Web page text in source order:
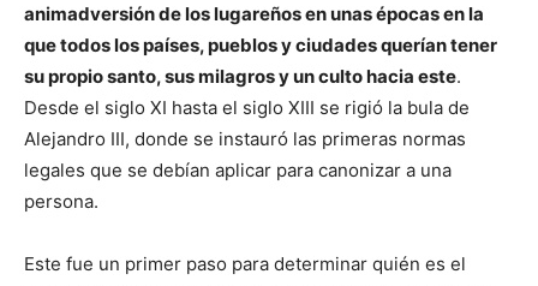
animadversión de los lugareños en unas épocas en la
que todos los países, pueblos y ciudades querían tener
su propio santo, sus milagros y un culto hacia este.
Desde el siglo XI hasta el siglo XIII se rigió la bula de
Alejandro III, donde se instauró las primeras normas
legales que se debían aplicar para canonizar a una
persona.
Este fue un primer paso para determinar quién es el